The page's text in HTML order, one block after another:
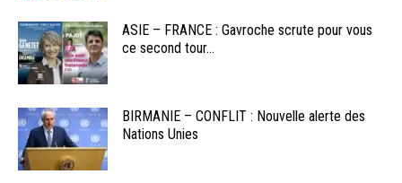
ASIE – FRANCE : Gavroche scrute pour vous
ce second tour...
BIRMANIE – CONFLIT : Nouvelle alerte des
Nations Unies